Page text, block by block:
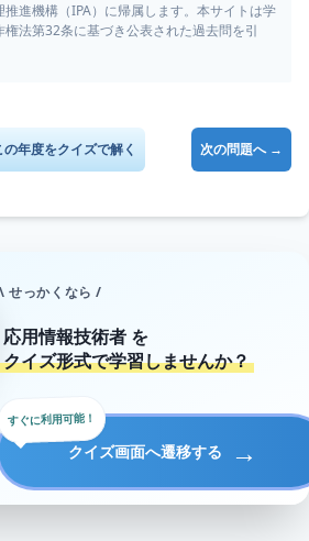
進機構（IPA）に帰属します。本サイトは学
法第32条に基づき公表された過去問を引
の年度をクイズで解く 次の問題へ →
\ せっかくなら /
応用情報技術者 を
クイズ形式で学習しませんか？
クイズ画面へ遷移する →
すぐに利用可能！